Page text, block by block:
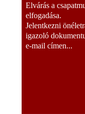
Elvárás a
elfogadása.
Jelentkezni
igazoló
e-mail címen...